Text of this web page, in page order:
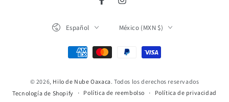
FacebookInstagram
© 2026, Hilo de Nube Oaxaca. Todos los derechos reservados
Tecnología de Shopify
Política de reembolso
Política de privacidad
Español México (MXN $)